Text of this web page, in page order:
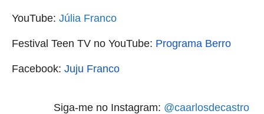
YouTube: Júlia Franco
Festival Teen TV no YouTube: Programa Berro
Facebook: Juju Franco
Siga-me no Instagram: @caarlosdecastro